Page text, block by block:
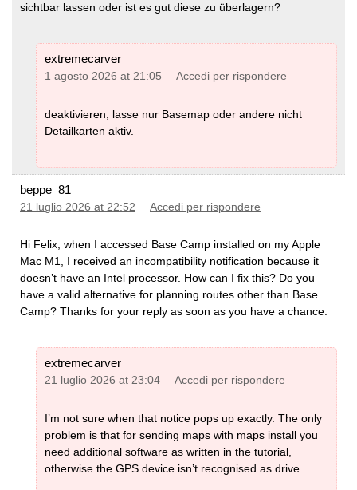
sichtbar lassen oder ist es gut diese zu überlagern?
extremecarver
1 agosto 2026 at 21:05 Accedi per rispondere
deaktivieren, lasse nur Basemap oder andere nicht
Detailkarten aktiv.
beppe_81
21 luglio 2026 at 22:52 Accedi per rispondere
Hi Felix, when I accessed Base Camp installed on my Apple
Mac M1, I received an incompatibility notification because it
doesn’t have an Intel processor. How can I fix this? Do you
have a valid alternative for planning routes other than Base
Camp? Thanks for your reply as soon as you have a chance.
extremecarver
21 luglio 2026 at 23:04 Accedi per rispondere
I’m not sure when that notice pops up exactly. The only
problem is that for sending maps with maps install you
need additional software as written in the tutorial,
otherwise the GPS device isn’t recognised as drive.